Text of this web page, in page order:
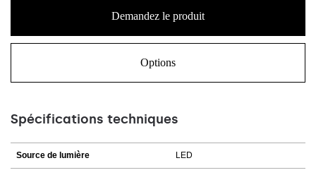
Demandez le produit
Options
Spécifications techniques
Source de lumière LED